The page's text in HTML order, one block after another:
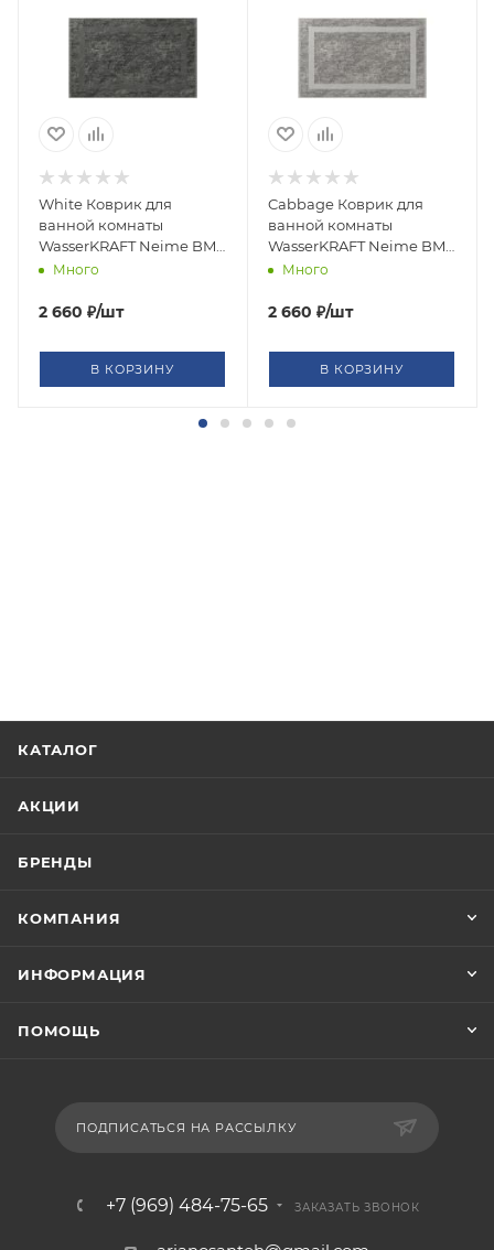
White Коврик для
ванной комнаты
WasserKRAFT Neime BM-
1913Много
2 660 ₽/шт
В КОРЗИНУ
Cabbage Коврик для
ванной комнаты
WasserKRAFT Neime BM-
1912Много
2 660 ₽/шт
В КОРЗИНУ
КАТАЛОГ
АКЦИИ
БРЕНДЫ
КОМПАНИЯ
ИНФОРМАЦИЯ
ПОМОЩЬ
ПОДПИСАТЬСЯ НА РАССЫЛКУ
+7 (969) 484-75-65 ЗАКАЗАТЬ ЗВОНОК